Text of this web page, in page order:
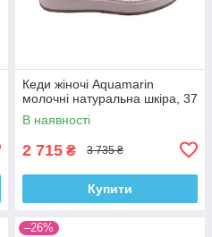
Кеди жіночі Aquamarin
молочні натуральна шкіра, 37
В наявності
2 715 ₴ 3 735 ₴
Купити
–26%